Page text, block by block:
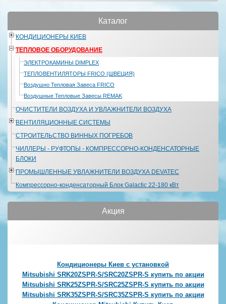
Каталог
КОНДИЦИОНЕРЫ КИЕВ
ТЕПЛОВОЕ ОБОРУДОВАНИЕ
ЭЛЕКТРОКАМИНЫ DIMPLEX
ТЕПЛОВЕНТИЛЯТОРЫ FRICO (ШВЕЦИЯ)
Воздушно Тепловая Завеса FRICO
Воздушные Тепловые Завесы REMAK
ОЧИСТИТЕЛИ ВОЗДУХА И УВЛАЖНИТЕЛИ ВОЗДУХА
ВЕНТИЛЯЦИОННЫЕ СИСТЕМЫ
СТРОИТЕЛЬСТВО ВИННЫХ ПОГРЕБОВ
ЧИЛЛЕРЫ - РУФТОПЫ - КОМПРЕССОРНО-КОНДЕНСАТОРНЫЕ
БЛОКИ
ПРОМЫШЛЕННЫЕ УВЛАЖНИТЕЛИ ВОЗДУХА DEVATEC
Компрессорно-конденсаторный Блок Galactic 22-180 кВт
Акция
Mitsubishi SRK20ZSPR-S/SRC20ZSPR-S купить по акции
Mitsubishi SRK25ZSPR-S/SRC25ZSPR-S купить по акции
Mitsubishi SRK35ZSPR-S/SRC35ZSPR-S купить по акции
Кондиционер Mitsubishi Купить Киев